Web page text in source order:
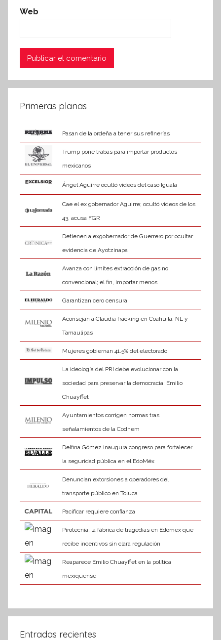
Web
Primeras planas
Pasan de la ordeña a tener sus refinerías
Trump pone trabas para importar productos
mexicanos
Ángel Aguirre ocultó videos del caso Iguala
Cae el ex gobernador Aguirre; ocultó videos de los
43, acusa FGR
Detienen a exgobernador de Guerrero por ocultar
evidencia de Ayotzinapa
Avanza con límites extracción de gas no
convencional; el fin, importar menos
Garantizan cero censura
Aconsejan a Claudia fracking en Coahuila, NL y
Tamaulipas
Mujeres gobiernan 41.5% del electorado
La ideología del PRI debe evolucionar con la
sociedad para preservar la democracia: Emilio
Chuayffet
Ayuntamientos corrigen normas tras
señalamientos de la Codhem
Delfina Gómez inaugura congreso para fortalecer
la seguridad pública en el EdoMéx
Denuncian extorsiones a operadores del
transporte público en Toluca
Pacificar requiere confianza
Pirotecnia, la fábrica de tragedias en Edomex que
recibe incentivos sin clara regulación
Reaparece Emilio Chuayffet en la política
mexiquense
Entradas recientes